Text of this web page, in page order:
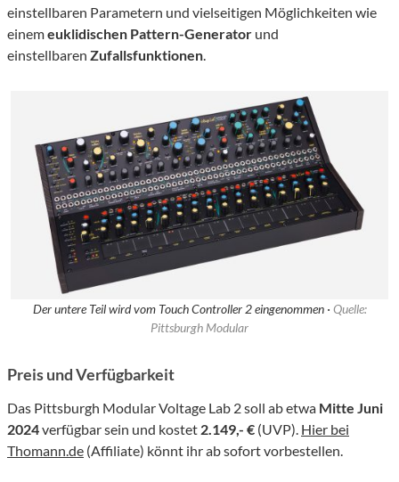
einstellbaren Parametern und vielseitigen Möglichkeiten wie
einemeuklidischen Pattern-Generator und
einstellbaren Zufallsfunktionen.
Der untere Teil wird vom Touch Controller 2 eingenommen · Quelle:
Pittsburgh Modular
Preis und Verfügbarkeit
Das Pittsburgh Modular Voltage Lab 2 soll ab etwa Mitte Juni
2024verfügbar sein und kostet 2.149,- € (UVP). Hier bei
Thomann.de (Affiliate) könnt ihr ab sofort vorbestellen.